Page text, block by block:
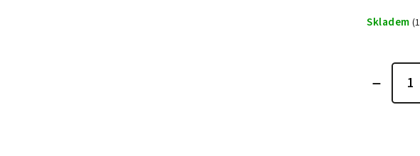
Skladem